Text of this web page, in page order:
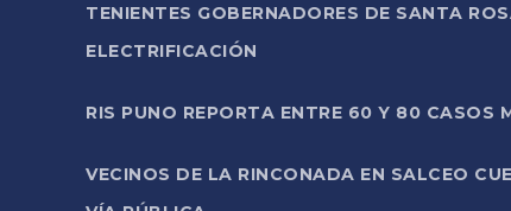
TENIENTES GOBERNADORES DE SANTA
ELECTRIFICACIÓN
RIS PUNO REPORTA ENTRE 60 Y 80 CASOS
VECINOS DE LA RINCONADA EN SALCEO